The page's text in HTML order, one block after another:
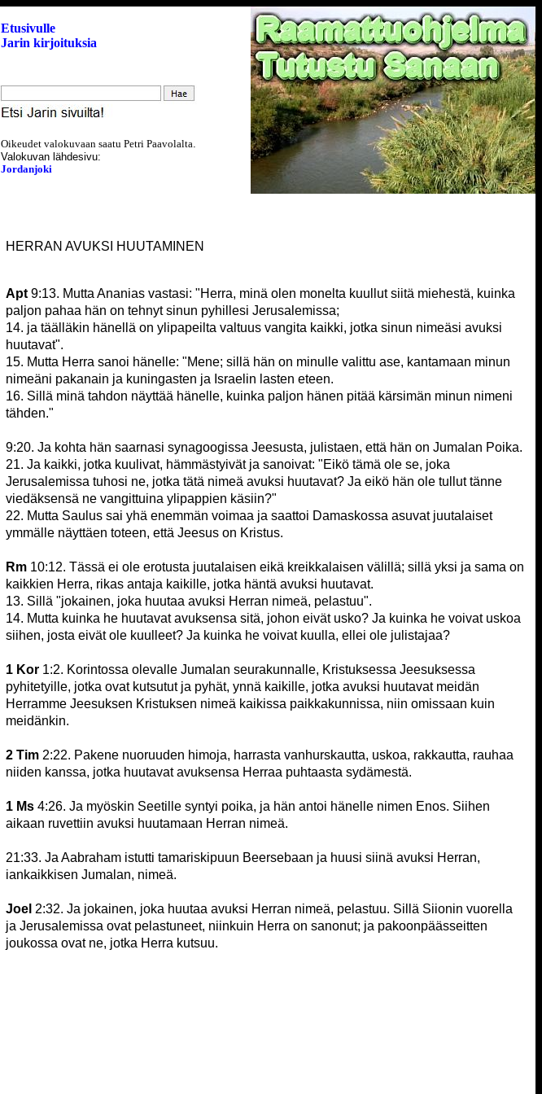
Etusivulle
Jarin kirjoituksia
Oikeudet valokuvaan saatu Petri Paavolalta.
Valokuvan lähdesivu:
Jordanjoki
HERRAN AVUKSI HUUTAMINEN
Apt9:13. Mutta Ananias vastasi: "Herra, minä olen monelta kuullut siitä miehestä, kuinka
paljon pahaa hän on tehnyt sinun pyhillesi Jerusalemissa;
14. ja täälläkin hänellä on ylipapeilta valtuus vangita kaikki, jotka sinun nimeäsi avuksi
huutavat".
15. Mutta Herra sanoi hänelle: "Mene; sillä hän on minulle valittu ase, kantamaan minun
nimeäni pakanain ja kuningasten ja Israelin lasten eteen.
16. Sillä minä tahdon näyttää hänelle, kuinka paljon hänen pitää kärsimän minun nimeni
tähden."
9:20. Ja kohta hän saarnasi synagoogissa Jeesusta, julistaen, että hän on Jumalan Poika.
21. Ja kaikki, jotka kuulivat, hämmästyivät ja sanoivat: "Eikö tämä ole se, joka
Jerusalemissa tuhosi ne, jotka tätä nimeä avuksi huutavat? Ja eikö hän ole tullut tänne
viedäksensä ne vangittuina ylipappien käsiin?"
22. Mutta Saulus sai yhä enemmän voimaa ja saattoi Damaskossa asuvat juutalaiset
ymmälle näyttäen toteen, että Jeesus on Kristus.
Rm 10:12. Tässä ei ole erotusta juutalaisen eikä kreikkalaisen välillä; sillä yksi ja sama on
kaikkien Herra, rikas antaja kaikille, jotka häntä avuksi huutavat.
13. Sillä "jokainen, joka huutaa avuksi Herran nimeä, pelastuu".
14. Mutta kuinka he huutavat avuksensa sitä, johon eivät usko? Ja kuinka he voivat uskoa
siihen, josta eivät ole kuulleet? Ja kuinka he voivat kuulla, ellei ole julistajaa?
1 Kor 1:2. Korintossa olevalle Jumalan seurakunnalle, Kristuksessa Jeesuksessa
pyhitetyille, jotka ovat kutsutut ja pyhät, ynnä kaikille, jotka avuksi huutavat meidän
Herramme Jeesuksen Kristuksen nimeä kaikissa paikkakunnissa, niin omissaan kuin
meidänkin.
2 Tim 2:22. Pakene nuoruuden himoja, harrasta vanhurskautta, uskoa, rakkautta, rauhaa
niiden kanssa, jotka huutavat avuksensa Herraa puhtaasta sydämestä.
1 Ms 4:26. Ja myöskin Seetille syntyi poika, ja hän antoi hänelle nimen Enos. Siihen
aikaan ruvettiin avuksi huutamaan Herran nimeä.
21:33. Ja Aabraham istutti tamariskipuun Beersebaan ja huusi siinä avuksi Herran,
iankaikkisen Jumalan, nimeä.
Joel 2:32. Ja jokainen, joka huutaa avuksi Herran nimeä, pelastuu. Sillä Siionin vuorella
ja Jerusalemissa ovat pelastuneet, niinkuin Herra on sanonut; ja pakoonpäässeitten
joukossa ovat ne, jotka Herra kutsuu.